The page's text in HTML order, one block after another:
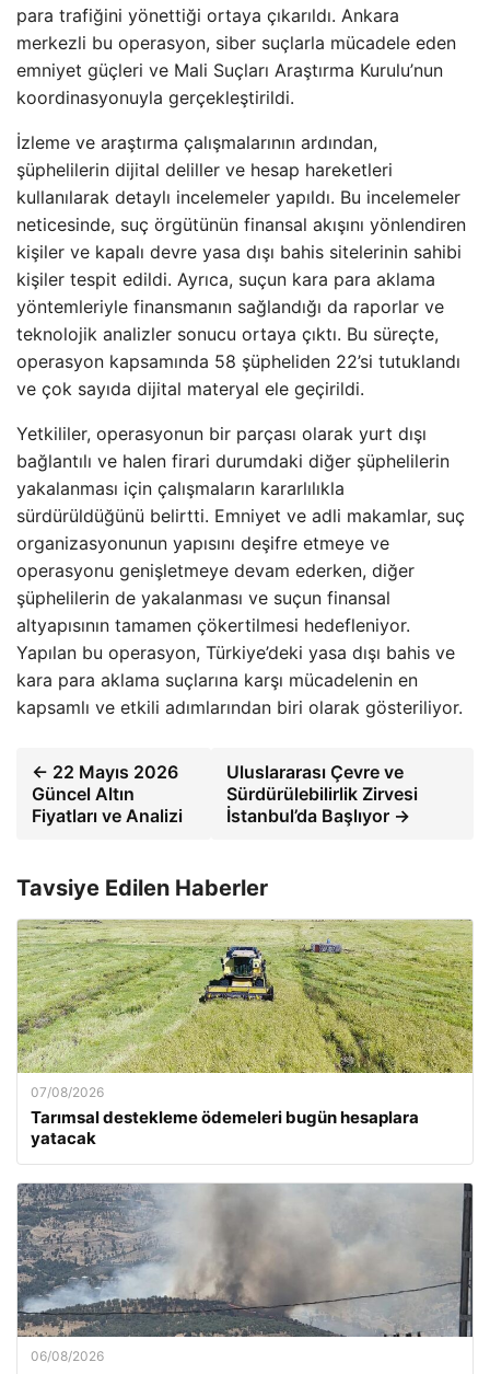
para trafiğini yönettiği ortaya çıkarıldı. Ankara
merkezli bu operasyon, siber suçlarla mücadele eden
emniyet güçleri ve Mali Suçları Araştırma Kurulu’nun
koordinasyonuyla gerçekleştirildi.
İzleme ve araştırma çalışmalarının ardından,
şüphelilerin dijital deliller ve hesap hareketleri
kullanılarak detaylı incelemeler yapıldı. Bu incelemeler
neticesinde, suç örgütünün finansal akışını yönlendiren
kişiler ve kapalı devre yasa dışı bahis sitelerinin sahibi
kişiler tespit edildi. Ayrıca, suçun kara para aklama
yöntemleriyle finansmanın sağlandığı da raporlar ve
teknolojik analizler sonucu ortaya çıktı. Bu süreçte,
operasyon kapsamında 58 şüpheliden 22’si tutuklandı
ve çok sayıda dijital materyal ele geçirildi.
Yetkililer, operasyonun bir parçası olarak yurt dışı
bağlantılı ve halen firari durumdaki diğer şüphelilerin
yakalanması için çalışmaların kararlılıkla
sürdürüldüğünü belirtti. Emniyet ve adli makamlar, suç
organizasyonunun yapısını deşifre etmeye ve
operasyonu genişletmeye devam ederken, diğer
şüphelilerin de yakalanması ve suçun finansal
altyapısının tamamen çökertilmesi hedefleniyor.
Yapılan bu operasyon, Türkiye’deki yasa dışı bahis ve
kara para aklama suçlarına karşı mücadelenin en
kapsamlı ve etkili adımlarından biri olarak gösteriliyor.
← 22 Mayıs 2026
Güncel Altın
Fiyatları ve Analizi
Uluslararası Çevre ve
Sürdürülebilirlik Zirvesi
İstanbul’da Başlıyor →
Tavsiye Edilen Haberler
07/08/2026
Tarımsal destekleme ödemeleri bugün hesaplara
yatacak
06/08/2026